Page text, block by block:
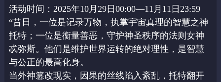
活动时间：2025年10月29日00:00—11月11日23:59
“昔日，一位是记录万物，执掌宇宙真理的智慧之神
托特；一位是衡量善恶，守护神圣秩序的法则女神
忒弥斯。他们是维护世界运转的绝对理性，是智慧
与公正的最高化身。
当外神篡改现实，因果的丝线陷入紊乱，托特翻开